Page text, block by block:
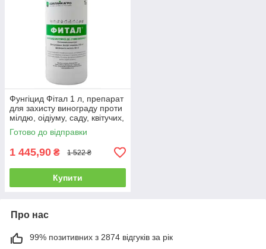
Фунгіцид Фітал 1 л, препарат
для захисту винограду проти
мілдю, оідіуму, саду, квітучих,
газону
Готово до відправки
1 445,90 ₴ 1 522 ₴
Купити
Про нас
99% позитивних з 2874 відгуків за рік